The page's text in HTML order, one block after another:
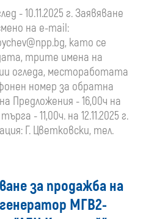
- 10.11.2025 г. Заявяване
на e-mail:
, като се
трите имена на
огледа, местоработата
номер за обратна
Предложения - 16,00ч на
- 11,00ч. на 12.11.2025 г.
Г. Цветковски, тел.
за продажба на
МГВ2-